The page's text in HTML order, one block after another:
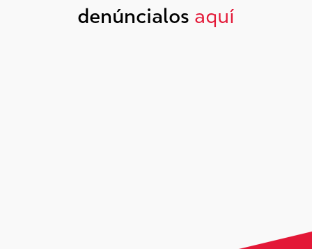
denúncialos aquí